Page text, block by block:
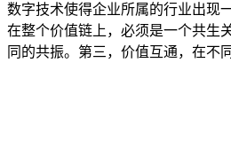
数字技术使得企业所属的行业出现
在整个价值链上，必须是一个共生
同的共振。第三，价值互通，在不